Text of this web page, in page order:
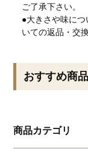
ご了承下さい。
●大きさや味に
いての返品・交
おすすめ商品
商品カテゴリ